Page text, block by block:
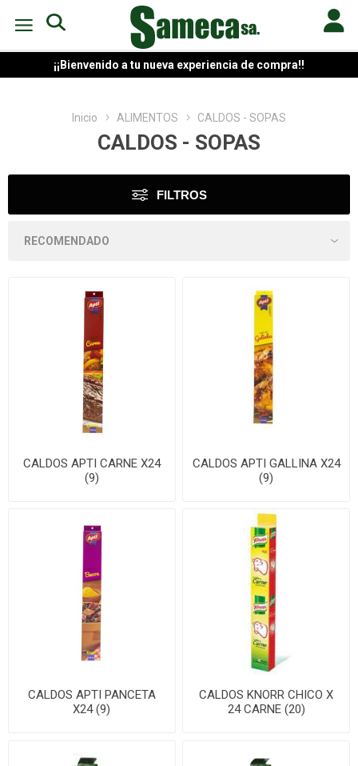
¡¡Bienvenido a tu nueva experiencia de compra!!
Inicio ALIMENTOS CALDOS - SOPAS
CALDOS - SOPAS
FILTROS
CALDOS APTI CARNE X24
(9)
CALDOS APTI GALLINA X24
(9)
CALDOS APTI PANCETA
X24 (9)
CALDOS KNORR CHICO X
24 CARNE (20)